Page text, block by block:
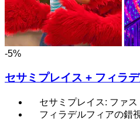
-5%
セサミプレイス + フィラ
セサミプレイス: ファ
フィラデルフィアの錯